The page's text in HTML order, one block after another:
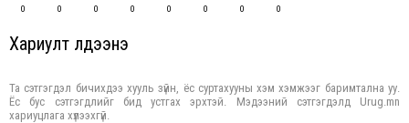
0 0 0 0 0 0 0 0
Хариулт үлдээнэ үү
Та сэтгэгдэл бичихдээ хууль зүйн, ёс суртахууны хэм хэмжээг баримтална уу.
Ёс бус сэтгэгдлийг бид устгах эрхтэй. Мэдээний сэтгэгдэлд Urug.mn
хариуцлага хүлээхгүй.